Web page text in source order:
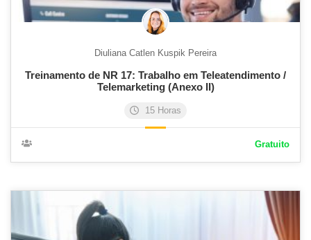
Diuliana Catlen Kuspik Pereira
Treinamento de NR 17: Trabalho em Teleatendimento /
Telemarketing (Anexo II)
15 Horas
Gratuito